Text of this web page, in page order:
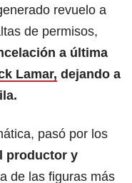
revuelo a
de permisos,
a última
Lamar, dejando a
pasó por los
productor y
de las figuras más